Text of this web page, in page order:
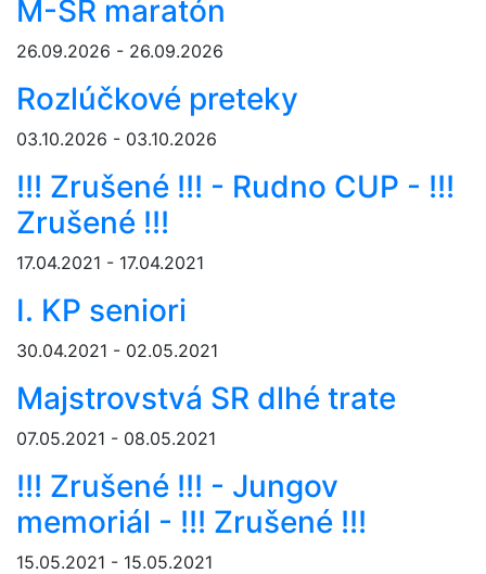
M-SR maratón
26.09.2026 - 26.09.2026
Rozlúčkové preteky
03.10.2026 - 03.10.2026
!!! Zrušené !!! - Rudno CUP - !!!
Zrušené !!!
17.04.2021 - 17.04.2021
I. KP seniori
30.04.2021 - 02.05.2021
Majstrovstvá SR dlhé trate
07.05.2021 - 08.05.2021
!!! Zrušené !!! - Jungov
memoriál - !!! Zrušené !!!
15.05.2021 - 15.05.2021